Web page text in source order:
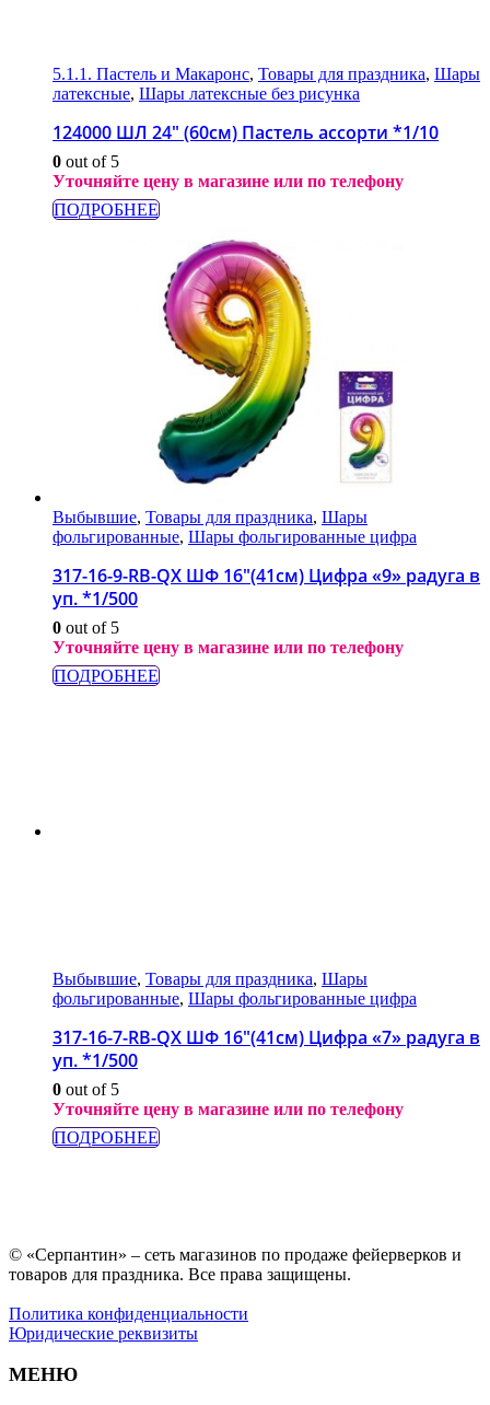
5.1.1. Пастель и Макаронс, Товары для праздника, Шары
латексные, Шары латексные без рисунка
124000 ШЛ 24″ (60см) Пастель ассорти *1/10
0 out of 5
Уточняйте цену в магазине или по телефону
ПОДРОБНЕЕ
Выбывшие, Товары для праздника, Шары
фольгированные, Шары фольгированные цифра
317-16-9-RB-QX ШФ 16″(41см) Цифра «9» радуга в
уп. *1/500
0 out of 5
Уточняйте цену в магазине или по телефону
ПОДРОБНЕЕ
Выбывшие, Товары для праздника, Шары
фольгированные, Шары фольгированные цифра
317-16-7-RB-QX ШФ 16″(41см) Цифра «7» радуга в
уп. *1/500
0 out of 5
Уточняйте цену в магазине или по телефону
ПОДРОБНЕЕ
© «Серпантин» – сеть магазинов по продаже фейерверков и
товаров для праздника. Все права защищены.
Политика конфиденциальности
Юридические реквизиты
МЕНЮ